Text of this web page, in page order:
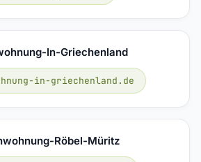
In-Griechenland
in-griechenland.de
Röbel-Müritz